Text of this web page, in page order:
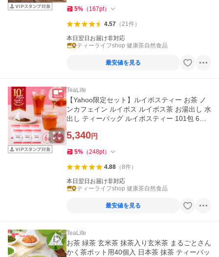
5% （ 167pt）
4.57（21件）
本日翌日お届け非対応
ティーライフshop 健康茶自然食品
最安値を見る
TeaLife
【Yahoo限定セット】ルイボスティー お茶 ノ
ンカフェイン ルイボス ルイボス茶 お湯出し 水
出し ティーバッグ ルイボスティー 101包 6袋
5,340円
5% （248pt）
4.88（8件）
本日翌日お届け非対応
ティーライフshop 健康茶自然食品
最安値を見る
TeaLife
お茶 緑茶 玄米茶 抹茶入り玄米茶 まるごとさん
かく茶ポット用40個入 日本茶 抹茶 ティーバッ